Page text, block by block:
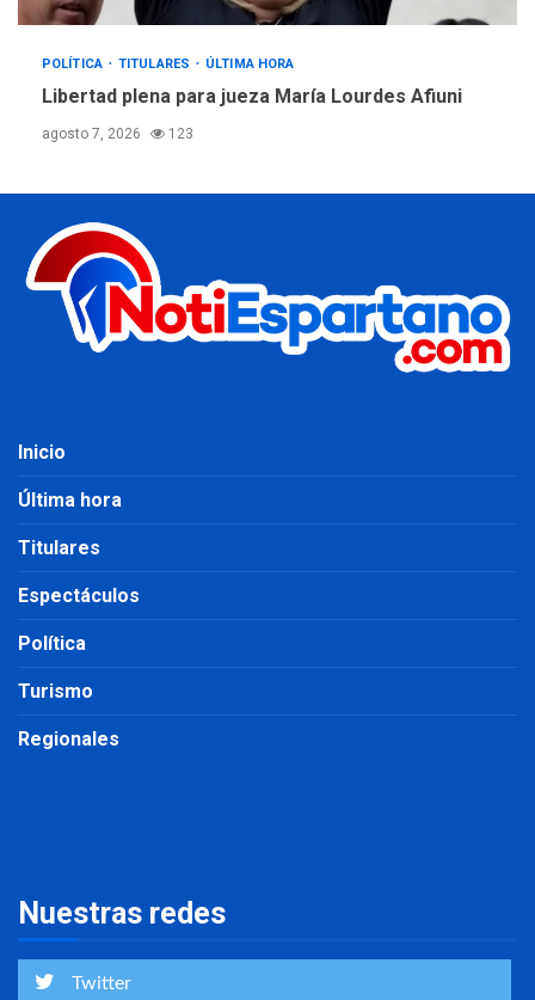
POLÍTICA TITULARES ÚLTIMA HORA
Libertad plena para jueza María Lourdes Afiuni
agosto 7, 2026 123
Inicio
Última hora
Titulares
Espectáculos
Política
Turismo
Regionales
Nuestras redes
Twitter